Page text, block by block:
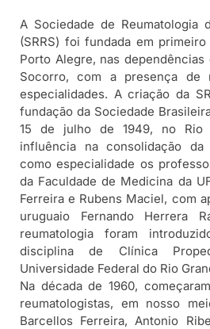
A Sociedade de Reumatologia
(SRRS) foi fundada em
Porto Alegre, nas
Socorro, com a presença de
especialidades. A criação da
fundação da Sociedade
15 de julho de 1949, no Rio
influência na consolidação da
como especialidade os
da Faculdade de Medicina da
Ferreira e Rubens Maciel, com
uruguaio Fernando Herrera
reumatologia foram
disciplina de Clínica
Universidade Federal do Rio
Na década de 1960,
reumatologistas, em nosso
Barcellos Ferreira, Antonio